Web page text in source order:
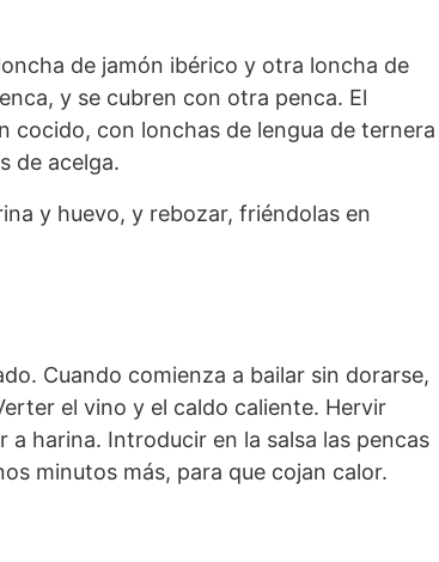
de jamón ibérico y otra loncha de
y se cubren con otra penca. El
cocido, con lonchas de lengua de ternera
de acelga.
y huevo, y rebozar, friéndolas en
Cuando comienza a bailar sin dorarse,
el vino y el caldo caliente. Hervir
a harina. Introducir en la salsa las pencas
minutos más, para que cojan calor.